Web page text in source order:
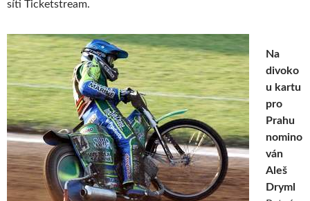
síti Ticketstream.
Na
divoko
u kartu
pro
Prahu
nomino
ván
Aleš
Dryml